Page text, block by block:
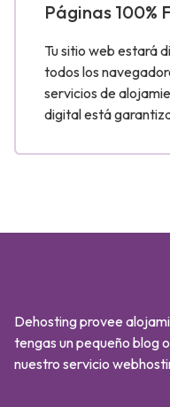
Páginas 100%
Tu sitio web estará
todos los
servicios de
digital está
Dehosting provee
tengas un pequeño blog
nuestro servicio